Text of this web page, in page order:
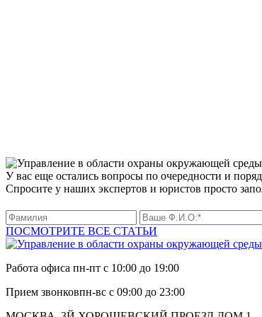
У вас еще остались вопросы по очередности и
Спросите у наших экспертов и юристов просто
ПОСМОТРИТЕ ВСЕ СТАТЬИ
Работа офиса пн-пт с 10:00 до 19:00
Прием звонковпн-вс с 09:00 до 23:00